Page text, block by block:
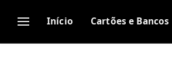
Início Cartões e Bancos